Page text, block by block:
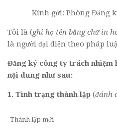
Kính gửi: Phòng
Tôi là (ghi họ tên bằng chữ in
là người đại diện theo pháp
Đăng ký công ty trách nhiệm
nội dung như sau:
1. Tình trạng thành lập (đánh
Thành lập mới